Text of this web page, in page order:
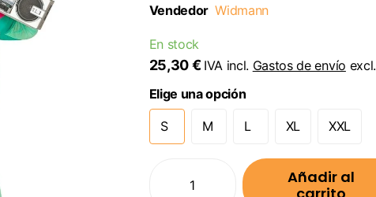
Vendedor Widmann
En stock
25,30 € IVA incl. Gastos de envío excl.
Elige una opción
S M L XL XXL
Añadir al